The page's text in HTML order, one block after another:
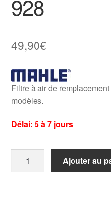
928
49,90€
Filtre à air de
modèles.
Délai: 5 à 7 jours
Ajouter au